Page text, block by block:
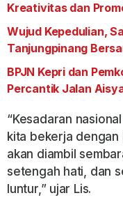
Kreativitas dan
Wujud Kepedulian,
Tanjungpinang
BPJN Kepri dan
Percantik Jalan
“Kesadaran
kita bekerja
akan diambil
setengah hati, dan
luntur,” ujar Lis.